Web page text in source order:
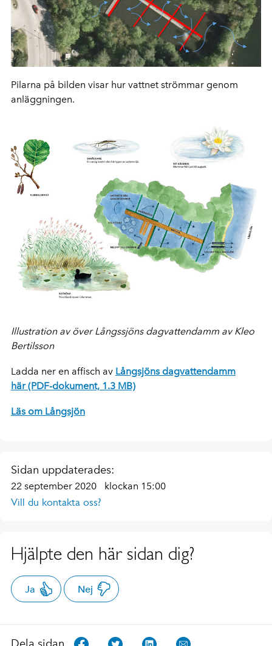
Pilarna på bilden visar hur vattnet strömmar genom
anläggningen.
Illustration av över Långssjöns dagvattendamm av Kleo
Bertilsson
Ladda ner en affisch av Långsjöns dagvattendamm
här (PDF-dokument, 1.3 MB)
Läs om Långsjön
Sidan uppdaterades:
22 september 2020 klockan 15:00
Vill du kontakta oss?
Hjälpte den här sidan dig?
Ja Nej